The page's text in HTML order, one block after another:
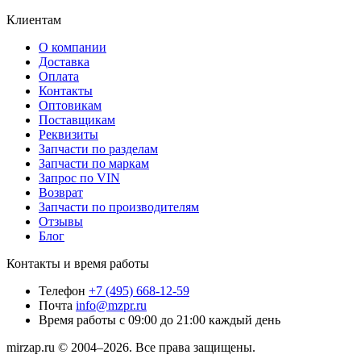
Клиентам
О компании
Доставка
Оплата
Контакты
Оптовикам
Поставщикам
Реквизиты
Запчасти по разделам
Запчасти по маркам
Запрос по VIN
Возврат
Запчасти по производителям
Отзывы
Блог
Контакты и время работы
Телефон +7 (495) 668-12-59
Почта info@mzpr.ru
Время работы с 09:00 до 21:00 каждый день
mirzap.ru © 2004–2026. Все права защищены.